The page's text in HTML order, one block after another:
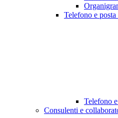
Telefono e posta
Telefono
Consulenti e